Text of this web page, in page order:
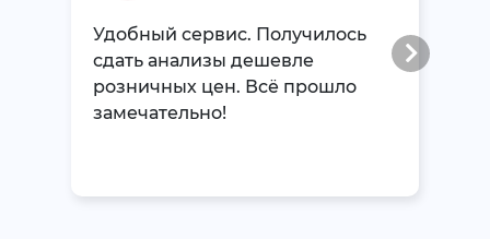
Удобный сервис. Получилось
сдать анализы дешевле
розничных цен. Всё прошло
замечательно!